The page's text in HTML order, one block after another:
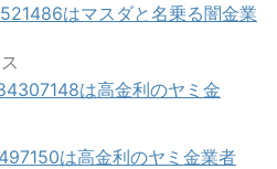
はマスダと名乗る闇金業
は高金利のヤミ金
は高金利のヤミ金業者